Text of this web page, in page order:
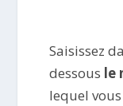
Saisissez
dessous le
lequel